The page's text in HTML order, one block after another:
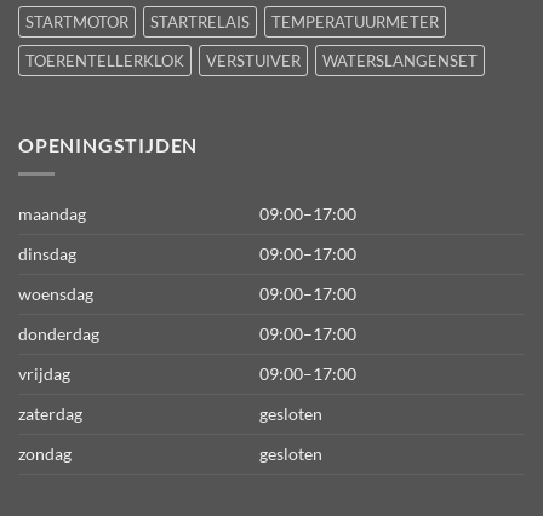
STARTMOTOR
STARTRELAIS
TEMPERATUURMETER
TOERENTELLERKLOK
VERSTUIVER WATERSLANGENSET
OPENINGSTIJDEN
maandag
09:00–17:00
dinsdag
09:00–17:00
woensdag
09:00–17:00
donderdag
09:00–17:00
vrijdag
09:00–17:00
zaterdag
gesloten
zondag
gesloten